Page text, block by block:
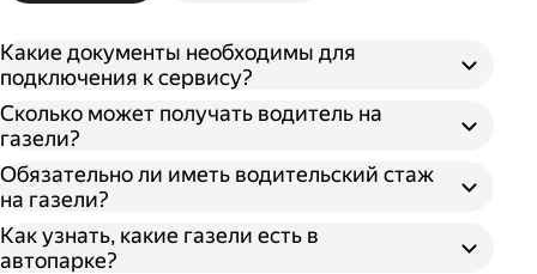
Какие документы необходимы для
подключения к сервису?
Сколько может получать водитель на
газели?
Обязательно ли иметь водительский стаж
на газели?
Как узнать, какие газели есть в
автопарке?